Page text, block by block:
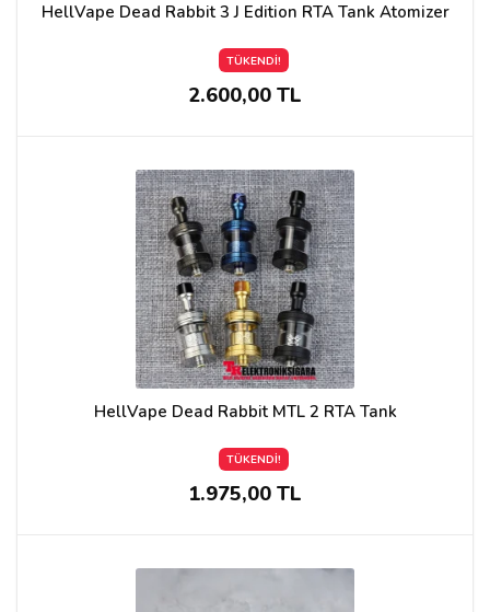
HellVape Dead Rabbit 3 J Edition RTA Tank Atomizer
TÜKENDİ!
2.600,00 TL
HellVape Dead Rabbit MTL 2 RTA Tank
TÜKENDİ!
1.975,00 TL